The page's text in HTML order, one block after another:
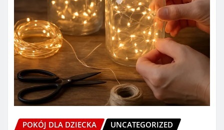
POKÓJ DLA DZIECKA UNCATEGORIZED